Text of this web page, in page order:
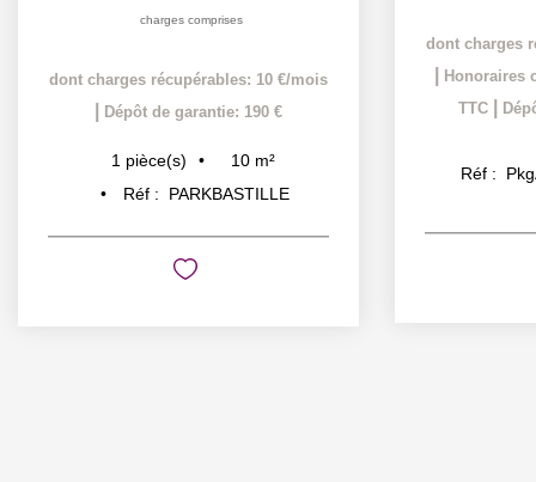
charges comprises
dont charges récupérables: 10 €/mois
Dépôt de garantie: 190 €
1 pièce(s) 10 m²
Réf :
PARKBASTILLE
dont charges
Honoraires
TTC
Réf :